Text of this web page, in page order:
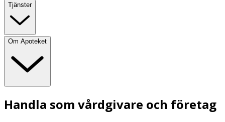
Tjänster
Om Apoteket
Handla som vårdgivare och företag